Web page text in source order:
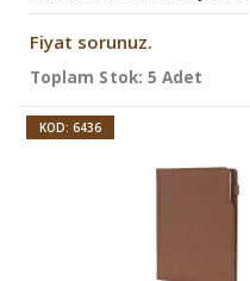
Fiyat sorunuz.
Toplam Stok: 5 Adet
KOD: 6436